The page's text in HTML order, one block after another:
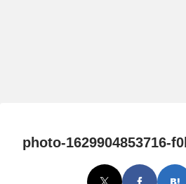
photo-1629904853716-